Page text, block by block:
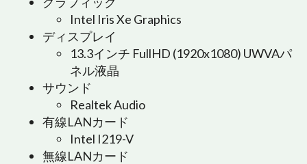
Intel Iris Xe Graphics
ディスプレイ
13.3インチ FullHD (1920x1080) UWVAパ
ネル液晶
サウンド
Realtek Audio
有線LANカード
Intel I219-V
無線LANカード